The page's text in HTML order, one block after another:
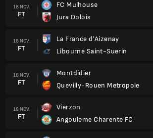
18 NOV.
FT
FC Mulhouse
Jura Dolois
18 NOV.
FT
La France d'Aizenay
Libourne Saint-Suerin
18 NOV.
FT
Montdidier
Quevilly-Rouen Metropole
18 NOV.
FT
Vierzon
Angouleme Charente FC